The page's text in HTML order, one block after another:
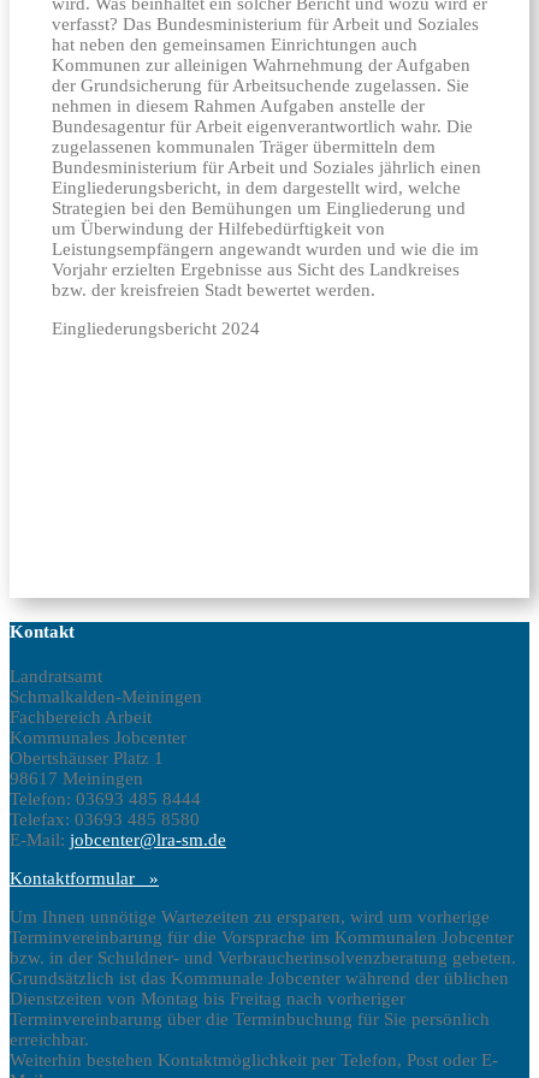
verfasst? Das Bundesministerium für Arbeit und Soziales
hat neben den gemeinsamen Einrichtungen auch
Kommunen zur alleinigen Wahrnehmung der Aufgaben
der Grundsicherung für Arbeitsuchende zugelassen. Sie
nehmen in diesem Rahmen Aufgaben anstelle der
Bundesagentur für Arbeit eigenverantwortlich wahr. Die
zugelassenen kommunalen Träger übermitteln dem
Bundesministerium für Arbeit und Soziales jährlich einen
Eingliederungsbericht, in dem dargestellt wird, welche
Strategien bei den Bemühungen um Eingliederung und
um Überwindung der Hilfebedürftigkeit von
Leistungsempfängern angewandt wurden und wie die im
Vorjahr erzielten Ergebnisse aus Sicht des Landkreises
bzw. der kreisfreien Stadt bewertet werden.
Eingliederungsbericht 2024
Kontakt
Landratsamt
Schmalkalden-Meiningen
Fachbereich Arbeit
Kommunales Jobcenter
Obertshäuser Platz 1
98617 Meiningen
Telefon: 03693 485 8444
Telefax: 03693 485 8580
E-Mail: jobcenter@lra-sm.de
Kontaktformular »
Um Ihnen unnötige Wartezeiten zu ersparen, wird um vorherige
Terminvereinbarung für die Vorsprache im Kommunalen Jobcenter
bzw. in der Schuldner- und Verbraucherinsolvenzberatung gebeten.
Grundsätzlich ist das Kommunale Jobcenter während der üblichen
Dienstzeiten von Montag bis Freitag nach vorheriger
Terminvereinbarung über die Terminbuchung für Sie persönlich
erreichbar.
Weiterhin bestehen Kontaktmöglichkeit per Telefon, Post oder E-